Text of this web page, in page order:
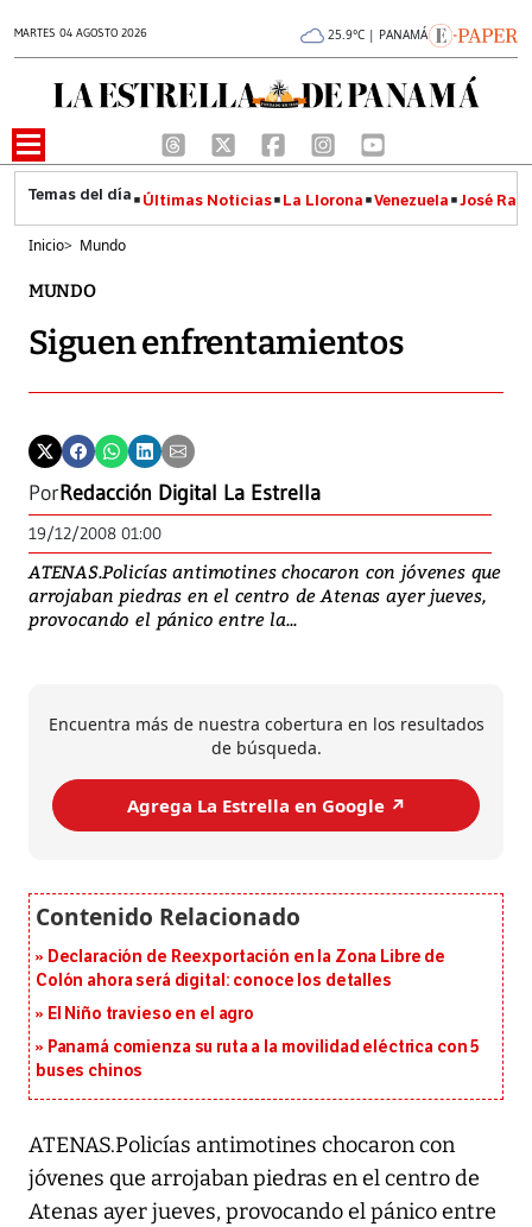
MARTES 04 AGOSTO 2026 25.9°C | PANAMÁ
Últimas Noticias La Llorona Venezuela José
Inicio> Mundo
MUNDO
Siguen enfrentamientos
PorRedacción Digital La Estrella
19/12/2008 01:00
ATENAS.Policías antimotines chocaron con jóvenes que
arrojaban piedras en el centro de Atenas ayer jueves,
provocando el pánico entre la...
Encuentra más de nuestra cobertura en los resultados
de búsqueda.
Agrega La Estrella en Google ↗️
Declaración de Reexportación en la Zona Libre de
Colón ahora será digital: conoce los detalles
El Niño travieso en el agro
Panamá comienza su ruta a la movilidad eléctrica con 5
buses chinos
ATENAS.Policías antimotines chocaron con
jóvenes que arrojaban piedras en el centro de
Atenas ayer jueves, provocando el pánico entre